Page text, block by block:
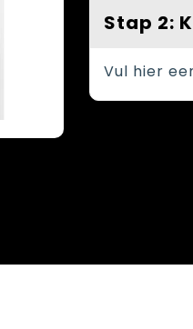
Stap 2:
Vul hier